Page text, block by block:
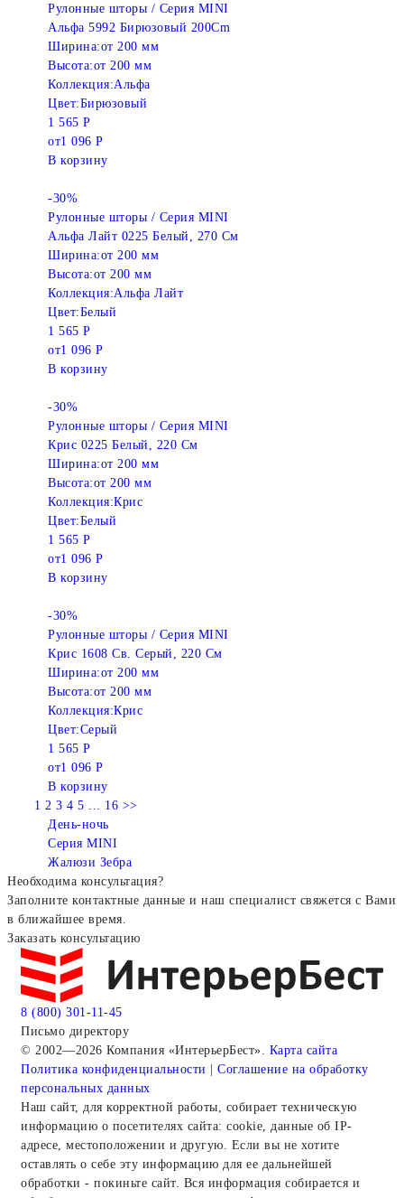
Рулонные шторы / Серия MINI
Альфа 5992 Бирюзовый 200Cm
Ширина:от 200 мм
Высота:от 200 мм
Коллекция:Альфа
Цвет:Бирюзовый
1 565 Р
от1 096 Р
В корзину
-30%
Рулонные шторы / Серия MINI
Альфа Лайт 0225 Белый, 270 См
Ширина:от 200 мм
Высота:от 200 мм
Коллекция:Альфа Лайт
Цвет:Белый
1 565 Р
от1 096 Р
В корзину
-30%
Рулонные шторы / Серия MINI
Крис 0225 Белый, 220 См
Ширина:от 200 мм
Высота:от 200 мм
Коллекция:Крис
Цвет:Белый
1 565 Р
от1 096 Р
В корзину
-30%
Рулонные шторы / Серия MINI
Крис 1608 Св. Серый, 220 См
Ширина:от 200 мм
Высота:от 200 мм
Коллекция:Крис
Цвет:Серый
1 565 Р
от1 096 Р
В корзину
1 2 3 4 5 16 >>
День-ночь
Серия MINI
Жалюзи Зебра
Необходима консультация?
Заполните контактные данные и наш специалист свяжется с Вами
в ближайшее время.
Заказать консультацию
8 (800) 301-11-45
Письмо директору
© 2002—2026 Компания «ИнтерьерБест». Карта сайта
Политика конфиденциальности
Соглашение на обработку
персональных данных
Наш сайт, для корректной работы, собирает техническую
информацию о посетителях сайта: cookie, данные об IP-
адресе, местоположении и другую. Если вы не хотите
оставлять о себе эту информацию для ее дальнейшей
обработки - покиньте сайт. Вся информация собирается и